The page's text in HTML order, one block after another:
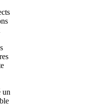
un